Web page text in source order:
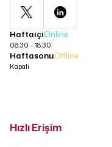
HaftaiçiOnline
08:30 - 18:30
HaftasonuOffline
Kapalı
Hızlı Erişim